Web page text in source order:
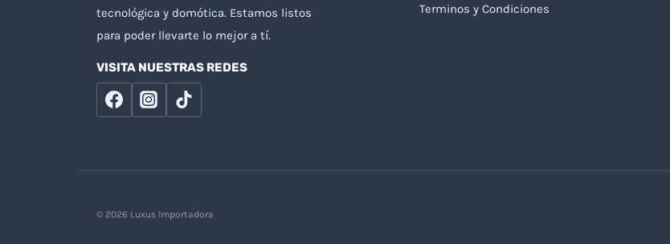
tecnológica y domótica. Estamos listos
para poder llevarte lo mejor a tí.
VISITA NUESTRAS REDES
Terminos y Condiciones
© 2026 Luxus Importadora